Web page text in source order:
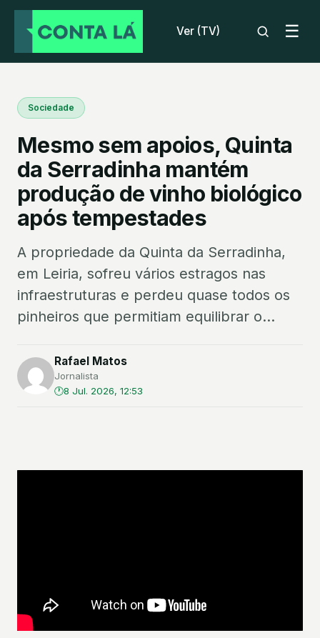
Ver (TV) ☰
Sociedade
Mesmo sem apoios, Quinta
da Serradinha mantém
produção de vinho biológico
após tempestades
A propriedade da Quinta da Serradinha,
em Leiria, sofreu vários estragos nas
infraestruturas e perdeu quase todos os
pinheiros que permitiam equilibrar o...
Rafael Matos
Jornalista
8 Jul. 2026, 12:53